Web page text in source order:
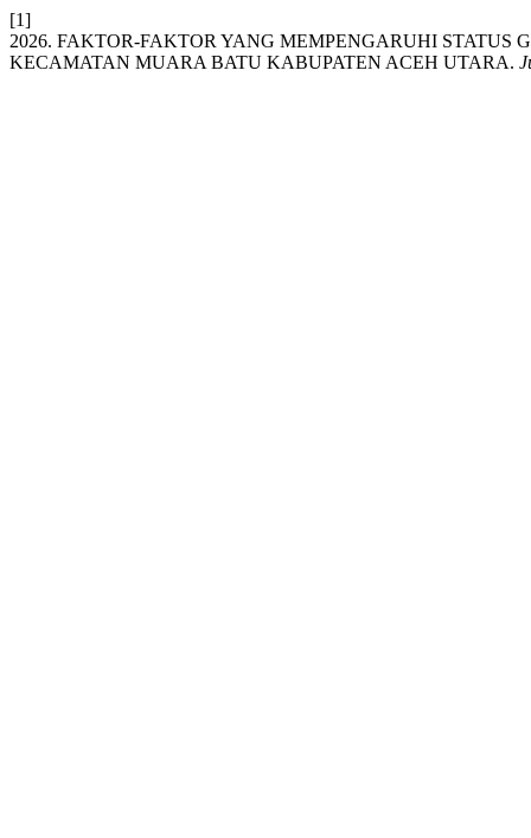
[1]
2026. FAKTOR-FAKTOR YANG MEMPENGARUHI
KECAMATAN MUARA BATU KABUPATEN ACEH UTARA.